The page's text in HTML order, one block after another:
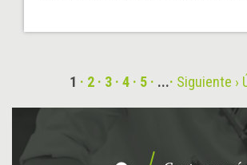
1 2 3 4 5 ... Siguiente ›